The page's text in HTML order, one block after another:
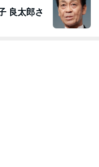
良太郎さ